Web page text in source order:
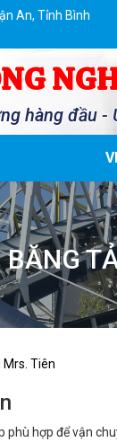
An, Tỉnh Bình
hàng đầu -
BĂNG
Mrs. Tiên
phù hợp để vận